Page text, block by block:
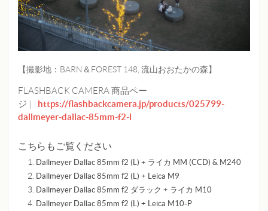
【撮影地：BARN＆FOREST 148, 流山おおたかの森】
FLASHBACK CAMERA 商品ペー
ジ |
https://flashbackcamera.jp/products/025799-
dallmeyer-dallac-85mm-f2-l
こちらもご覧ください
Dallmeyer Dallac 85mm f2 (L) + ライカ MM (CCD) & M240
Dallmeyer Dallac 85mm f2 (L) + Leica M9
Dallmeyer Dallac 85mm f2 ダラック + ライカ M10
Dallmeyer Dallac 85mm f2 (L) + Leica M10-P